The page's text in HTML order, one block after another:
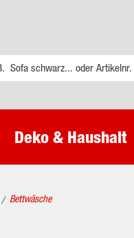
Deko & Haushalt
/ Bettwäsche